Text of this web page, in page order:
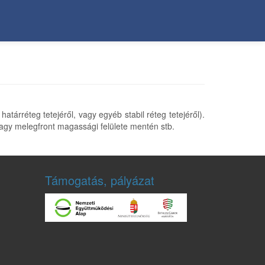
tetejéről, vagy egyéb stabil réteg tetejéről).
melegfront magassági felülete mentén stb.
Támogatás, pályázat